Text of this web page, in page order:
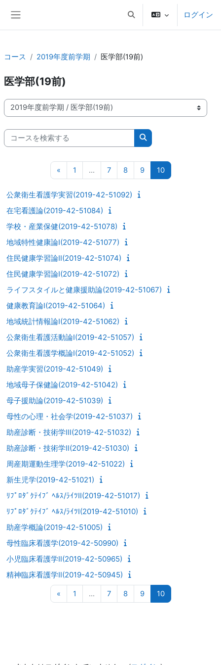
検索入力に切り替えるログイン
コース 2019年度前学期 医学部(19前)
医学部(19前)
コースカテゴリ
コースを検索する
コースを検索する
«前のページ
1 ページ 1
… 7ページ 7
8ページ 8
9ページ 9
10ページ 10
公衆衛生看護学実習(2019-42-51092)
在宅看護論(2019-42-51084)
学校・産業保健(2019-42-51078)
地域特性健康論Ⅰ(2019-42-51077)
住民健康学習論Ⅱ(2019-42-51074)
住民健康学習論Ⅰ(2019-42-51072)
ライフスタイルと健康援助論(2019-42-51067)
健康教育論Ⅰ(2019-42-51064)
地域統計情報論Ⅰ(2019-42-51062)
公衆衛生看護活動論Ⅰ(2019-42-51057)
公衆衛生看護学概論Ⅰ(2019-42-51052)
助産学実習(2019-42-51049)
地域母子保健論(2019-42-51042)
母子援助論(2019-42-51039)
母性の心理・社会学(2019-42-51037)
助産診断・技術学Ⅲ(2019-42-51032)
助産診断・技術学Ⅱ(2019-42-51030)
周産期運動生理学(2019-42-51022)
新生児学(2019-42-51021)
ﾘﾌﾟﾛﾀﾞｸﾃｲﾌﾞ ﾍﾙｽ/ﾗｲﾂⅡ(2019-42-51017)
ﾘﾌﾟﾛﾀﾞｸﾃｲﾌﾞ ﾍﾙｽ/ﾗｲﾂⅠ(2019-42-51010)
助産学概論(2019-42-51005)
母性臨床看護学(2019-42-50990)
小児臨床看護学Ⅱ(2019-42-50965)
精神臨床看護学Ⅱ(2019-42-50945)
«前のページ
1 ページ 1
… 7ページ 7
8ページ 8
9ページ 9
10ページ 10